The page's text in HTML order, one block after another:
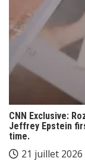
CNN Exclusive:
Jeffrey Epstein
time.
21 juillet 2026